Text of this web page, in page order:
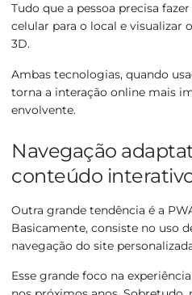
Tudo que a pessoa precisa
celular para o local e visualizar
3D.
Ambas tecnologias, quando
torna a interação online mais
envolvente.
Navegação
conteúdo
Outra grande tendência é a
Basicamente, consiste no uso
navegação do site
Esse grande foco na